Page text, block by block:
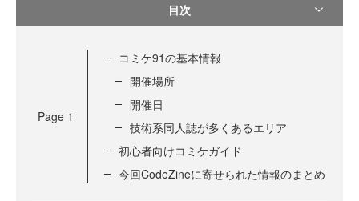
目次
Page 1
コミケ91の基本情報
開催場所
開催日
技術系同人誌が多くあるエリア
初心者向けコミケガイド
今回CodeZineに寄せられた情報のまとめ